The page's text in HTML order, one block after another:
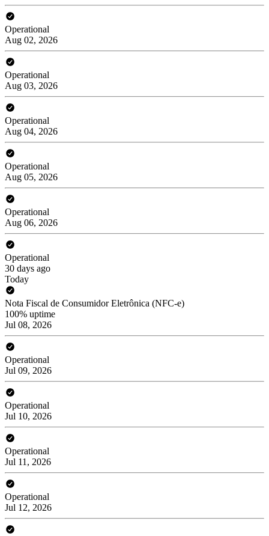
Operational
Aug 02, 2026
Operational
Aug 03, 2026
Operational
Aug 04, 2026
Operational
Aug 05, 2026
Operational
Aug 06, 2026
Operational
30 days ago
Today
Nota Fiscal de Consumidor Eletrônica (NFC-e)
100% uptime
Jul 08, 2026
Operational
Jul 09, 2026
Operational
Jul 10, 2026
Operational
Jul 11, 2026
Operational
Jul 12, 2026